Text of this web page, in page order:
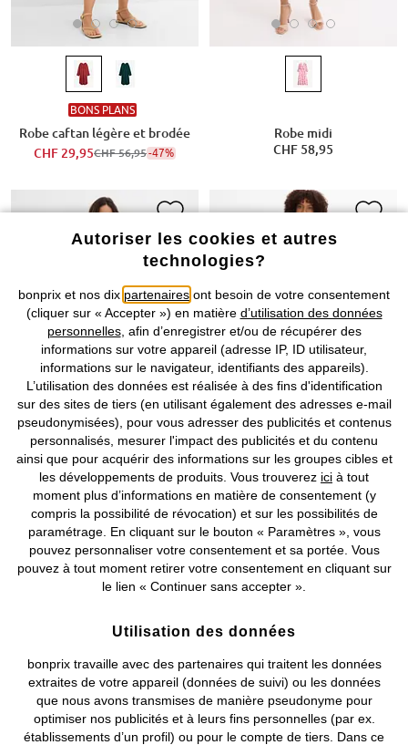
BONS PLANS
Robe caftan légère et brodée
CHF 29,95CHF 56,95-47%
Robe midi
CHF 58,95
Robe 100% coton
CHF 54,95
Robe caftan en viscose fluide
CHF 39,95
Autoriser les cookies et autres
technologies?
bonprix et nos dix partenaires ont besoin de votre consentement
(cliquer sur « Accepter ») en matière d’utilisation des données
personnelles, afin d’enregistrer et/ou de récupérer des
informations sur votre appareil (adresse IP, ID utilisateur,
informations sur le navigateur, identifiants des appareils).
L’utilisation des données est réalisée à des fins d'identification
sur des sites de tiers (en utilisant également des adresses e-mail
pseudonymisées), pour vous adresser des publicités et contenus
personnalisés, mesurer l'impact des publicités et du contenu
ainsi que pour acquérir des informations sur les groupes cibles et
les développements de produits. Vous trouverez ici à tout
moment plus d’informations en matière de consentement (y
compris la possibilité de révocation) et sur les possibilités de
paramétrage. En cliquant sur le bouton « Paramètres », vous
pouvez personnaliser votre consentement et sa portée. Vous
pouvez à tout moment retirer votre consentement en cliquant sur
le lien « Continuer sans accepter ».
Utilisation des données
bonprix travaille avec des partenaires qui traitent les données
extraites de votre appareil (données de suivi) ou les données
que nous avons transmises de manière pseudonyme pour
optimiser nos publicités et à leurs fins personnelles (par ex.
établissements d’un profil) ou pour le compte de tiers. Dans ce